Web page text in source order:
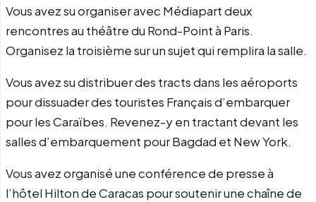
Vous avez su organiser avec Médiapart deux
rencontres au théâtre du Rond-Point à Paris.
Organisez la troisième sur un sujet qui remplira la salle.
Vous avez su distribuer des tracts dans les aéroports
pour dissuader des touristes Français d’embarquer
pour les Caraïbes. Revenez-y en tractant devant les
salles d’embarquement pour Bagdad et New York.
Vous avez organisé une conférence de presse à
l’hôtel Hilton de Caracas pour soutenir une chaîne de